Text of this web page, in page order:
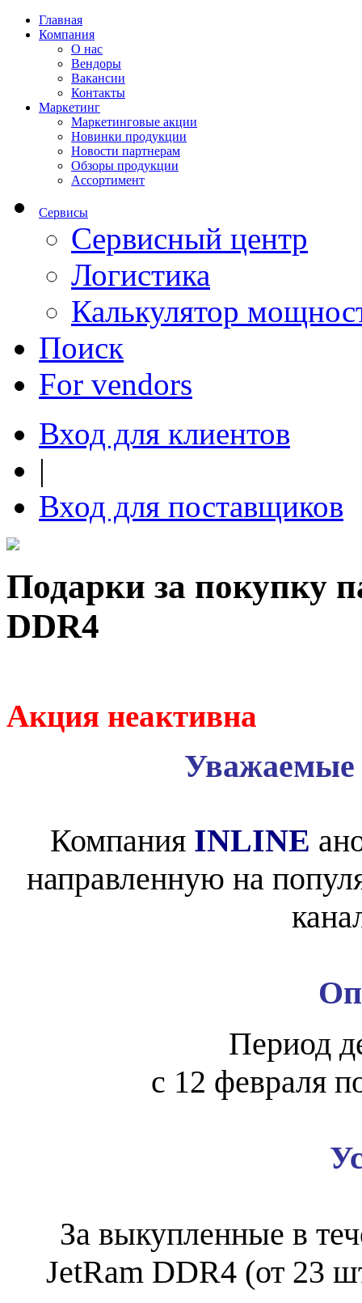
Главная
Компания
О нас
Вендоры
Вакансии
Контакты
Маркетинг
Маркетинговые акции
Новинки продукции
Новости партнерам
Обзоры продукции
Ассортимент
Сервисы
Сервисный центр
Логистика
Калькулятор
Поиск
For vendors
Вход для клиентов
|
Вход для поставщиков
Подарки за покупку
DDR4
Акция неактивна
Уважаемые
Компания INLINE
направленную на
Период
с 12 февраля
За выкупленные в
JetRam DDR4 (от 23